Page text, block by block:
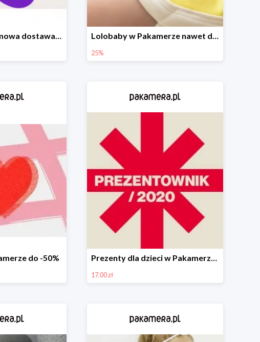
Urodzinowa darmowa dostawa w Pakamerze Lolobaby w Pakamerze nawet do 25%
25%
do -50% Prezenty dla dzieci w Pakamerze od 17 zł
17.00 zł